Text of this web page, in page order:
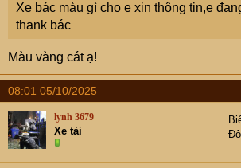
Xe bác màu gì cho e xin thông tin,e
thank bác
Màu vàng cát ạ!
08:01 05/10/2025
lynh 3679
Xe tải